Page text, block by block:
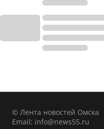
© Лента новостей Омска
Email: info@news55.ru